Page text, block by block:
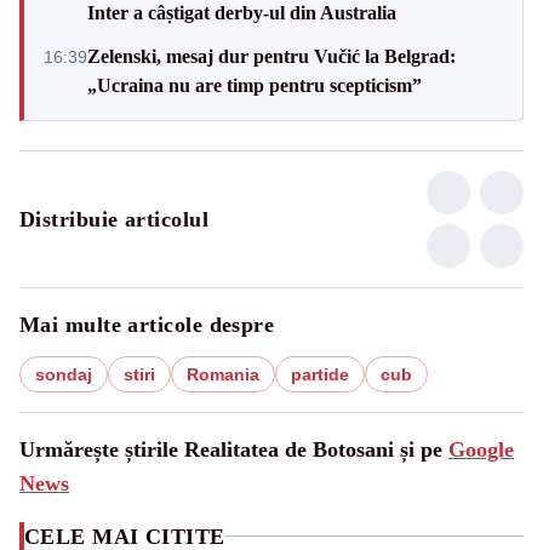
Inter a câștigat derby-ul din Australia
16:39Zelenski, mesaj dur pentru Vučić la Belgrad:
„Ucraina nu are timp pentru scepticism”
Distribuie articolul
Mai multe articole despre
sondaj stiri Romania partide cub
Urmărește știrile Realitatea de Botosani și pe Google
News
CELE MAI CITITE